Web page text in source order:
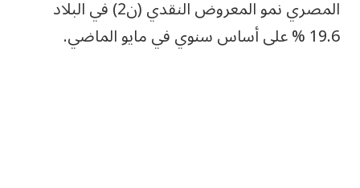
19.6 % ​على أساس سنوي في مايو ​الماضي.